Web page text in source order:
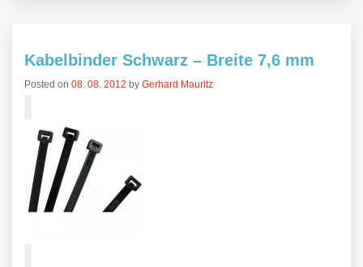
Kabelbinder Schwarz – Breite 7,6 mm
Posted on 08. 08. 2012 by Gerhard Mauritz